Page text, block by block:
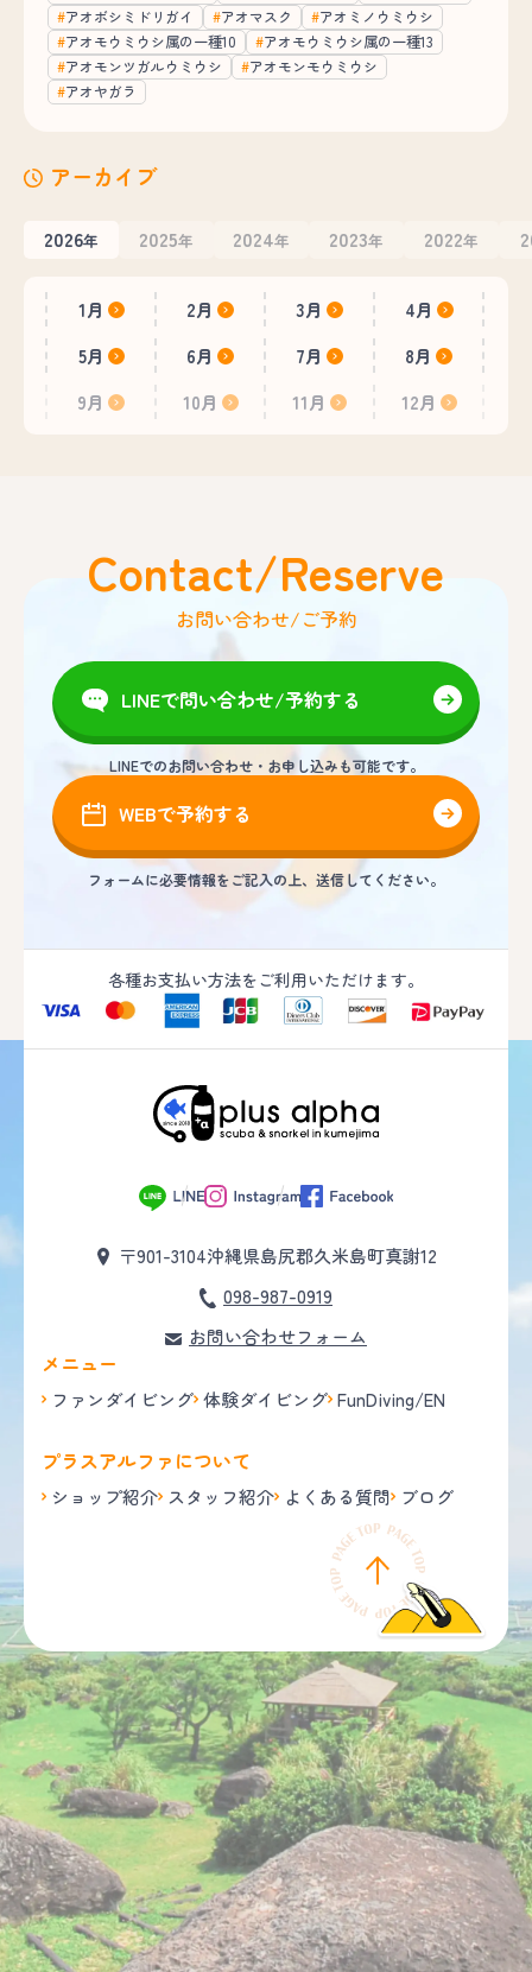
アオボシミドリガイ
アオマスク
アオミノウミウシ
アオモウミウシ属の一種10
アオモウミウシ属の一種13
アオモンツガルウミウシ
アオモンモウミウシ
アオヤガラ
アーカイブ
2026年 2025年 2024年 2023年 2022年
1月 2月 3月
4月
5月
6月 7月
8月
9月
10月 11月 12月
Contact/Reserve
お問い合わせ/ご予約
LINEで問い合わせ/予約する
LINEでのお問い合わせ・お申し込みも可能です。
WEBで予約する
フォームに必要情報をご記入の上、送信してください。
各種お支払い方法をご利用いただけます。
〒901-3104沖縄県島尻郡久米島町真謝12
098-987-0919
お問い合わせフォーム
メニュー
ファンダイビング 体験ダイビング FunDiving/EN
プラスアルファについて
ショップ紹介 スタッフ紹介 よくある質問 ブログ